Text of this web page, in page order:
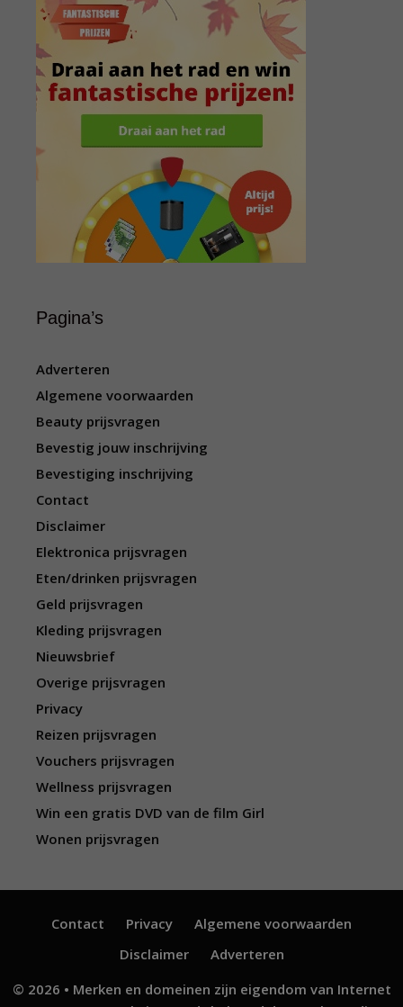
Pagina’s
Adverteren
Algemene voorwaarden
Beauty prijsvragen
Bevestig jouw inschrijving
Bevestiging inschrijving
Contact
Disclaimer
Elektronica prijsvragen
Eten/drinken prijsvragen
Geld prijsvragen
Kleding prijsvragen
Nieuwsbrief
Overige prijsvragen
Privacy
Reizen prijsvragen
Vouchers prijsvragen
Wellness prijsvragen
Win een gratis DVD van de film Girl
Wonen prijsvragen
Contact Privacy
Algemene voorwaarden
Disclaimer
Adverteren
© 2026 • Merken en domeinen zijn eigendom van Internet